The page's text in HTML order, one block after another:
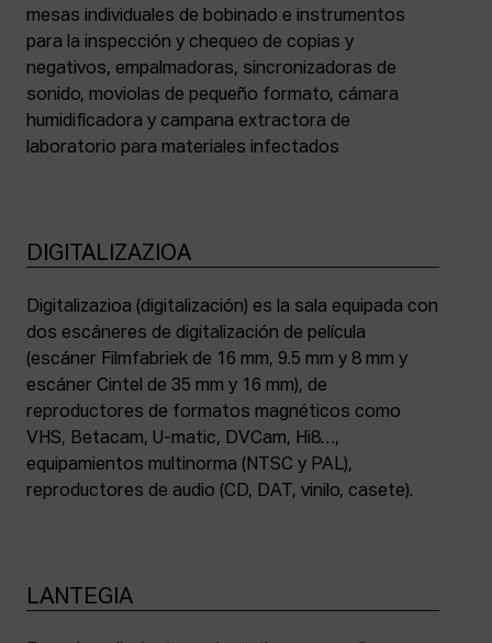
mesas individuales de bobinado e instrumentos
para la inspección y chequeo de copias y
negativos, empalmadoras, sincronizadoras de
sonido, moviolas de pequeño formato, cámara
humidificadora y campana extractora de
laboratorio para materiales infectados
DIGITALIZAZIOA
Digitalizazioa (digitalización) es la sala equipada con
dos escáneres de digitalización de película
(escáner Filmfabriek de 16 mm, 9.5 mm y 8 mm y
escáner Cintel de 35 mm y 16 mm), de
reproductores de formatos magnéticos como
VHS, Betacam, U-matic, DVCam, Hi8…,
equipamientos multinorma (NTSC y PAL),
reproductores de audio (CD, DAT, vinilo, casete).
LANTEGIA